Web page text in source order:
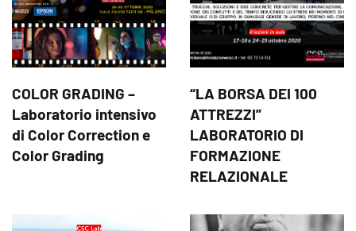
COLOR GRADING –
Laboratorio intensivo
di Color Correction e
Color Grading
“LA BORSA DEI 100
ATTREZZI”
LABORATORIO DI
FORMAZIONE
RELAZIONALE